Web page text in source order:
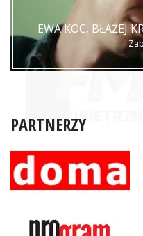
EWA KOC, BŁAŻEJ
PARTNERZY